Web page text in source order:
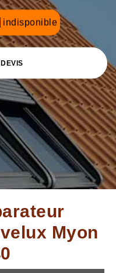
indisponible
Myon